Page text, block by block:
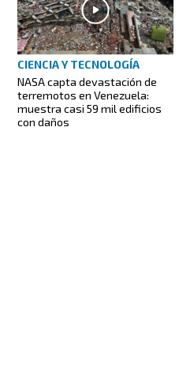
CIENCIA Y TECNOLOGÍA
NASA capta devastación de
terremotos en Venezuela:
muestra casi 59 mil edificios
con daños